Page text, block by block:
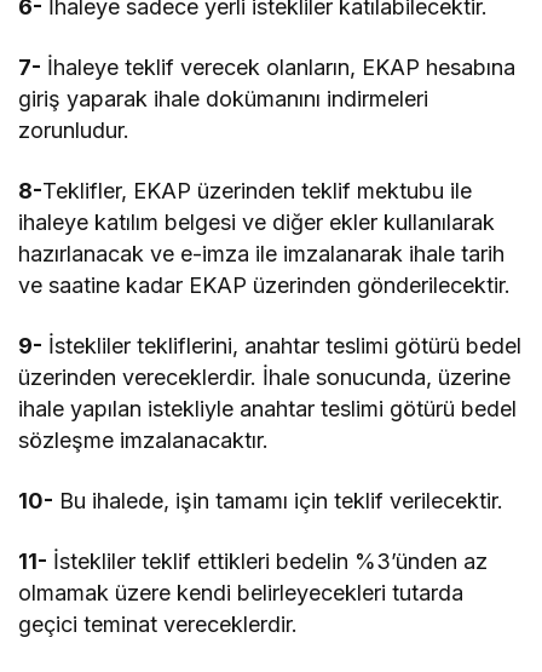
6- İhaleye sadece yerli istekliler katılabilecektir.
7- İhaleye teklif verecek olanların, EKAP hesabına
giriş yaparak ihale dokümanını indirmeleri
zorunludur.
8-Teklifler, EKAP üzerinden teklif mektubu ile
ihaleye katılım belgesi ve diğer ekler kullanılarak
hazırlanacak ve e-imza ile imzalanarak ihale tarih
ve saatine kadar EKAP üzerinden gönderilecektir.
9- İstekliler tekliflerini, anahtar teslimi götürü bedel
üzerinden vereceklerdir. İhale sonucunda, üzerine
ihale yapılan istekliyle anahtar teslimi götürü bedel
sözleşme imzalanacaktır.
10- Bu ihalede, işin tamamı için teklif verilecektir.
11- İstekliler teklif ettikleri bedelin %3’ünden az
olmamak üzere kendi belirleyecekleri tutarda
geçici teminat vereceklerdir.